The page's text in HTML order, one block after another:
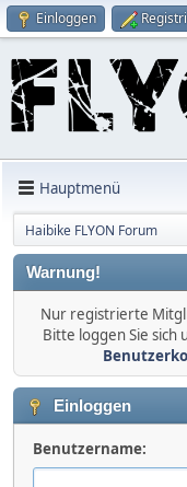
Einloggen
Hauptmenü
Haibike FLYON Forum
Warnung!
Nur registrierte
Bitte loggen Sie sich
Einloggen
Benutzername: